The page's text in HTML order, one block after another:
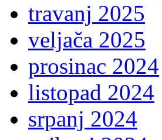
travanj 2025
veljača 2025
prosinac 2024
listopad 2024
srpanj 2024